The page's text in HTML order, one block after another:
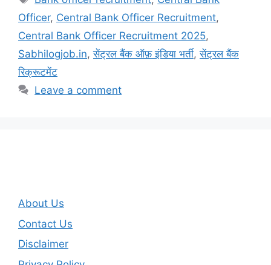
Officer, Central Bank Officer Recruitment,
Central Bank Officer Recruitment 2025,
Sabhilogjob.in,सेंट्रल बैंक ऑफ़ इंडिया भर्ती,सेंट्रल बैंक
रिक्रूटमेंट
Leave a comment
About Us
Contact Us
Disclaimer